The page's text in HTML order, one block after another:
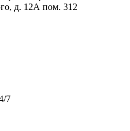
д. 12А пом. 312
7